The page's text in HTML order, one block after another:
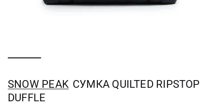
SNOW PEAK СУМКА QUILTED RIPSTOP
DUFFLE